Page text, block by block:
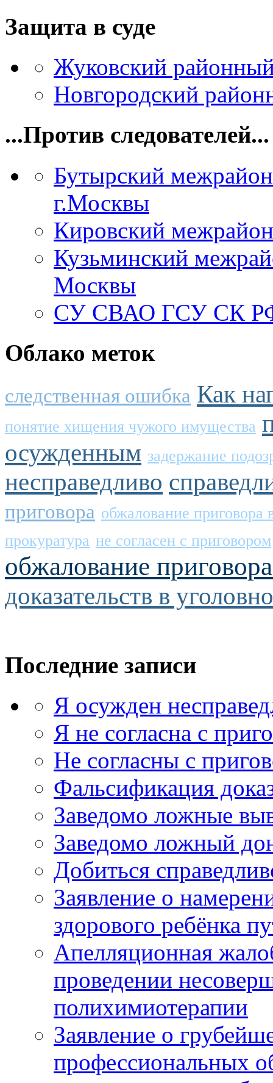
Защита в суде
Жуковский
Новгородский
...Против следователей...
Бутырский
г.Москвы
Кировский
Кузьминский
Москвы
СУ СВАО ГСУ СК
Облако меток
следственная ошибка Как
понятие хищения чужого имущества
осужденным задержание
несправедливо
приговора обжалование приговора
прокуратура не согласен с приговором
обжалование
доказательств в
Последние записи
Я осужден
Я не согласна с
Не согласны с
Фальсификация
Заведомо ложные
Заведомо ложный
Добиться
Заявление о
здорового ребёнка
Апелляционная
проведении
полихимиотерапии
Заявление о
профессиональных